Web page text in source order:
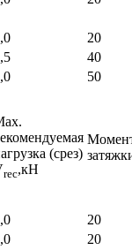
20
40
50
(срез)
rec,кН
20
20